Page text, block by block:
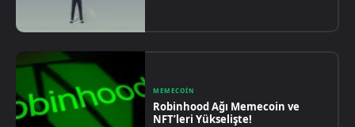
MEMECOIN
Robinhood Ağı Memecoin ve
NFT’leri Yükselişte!